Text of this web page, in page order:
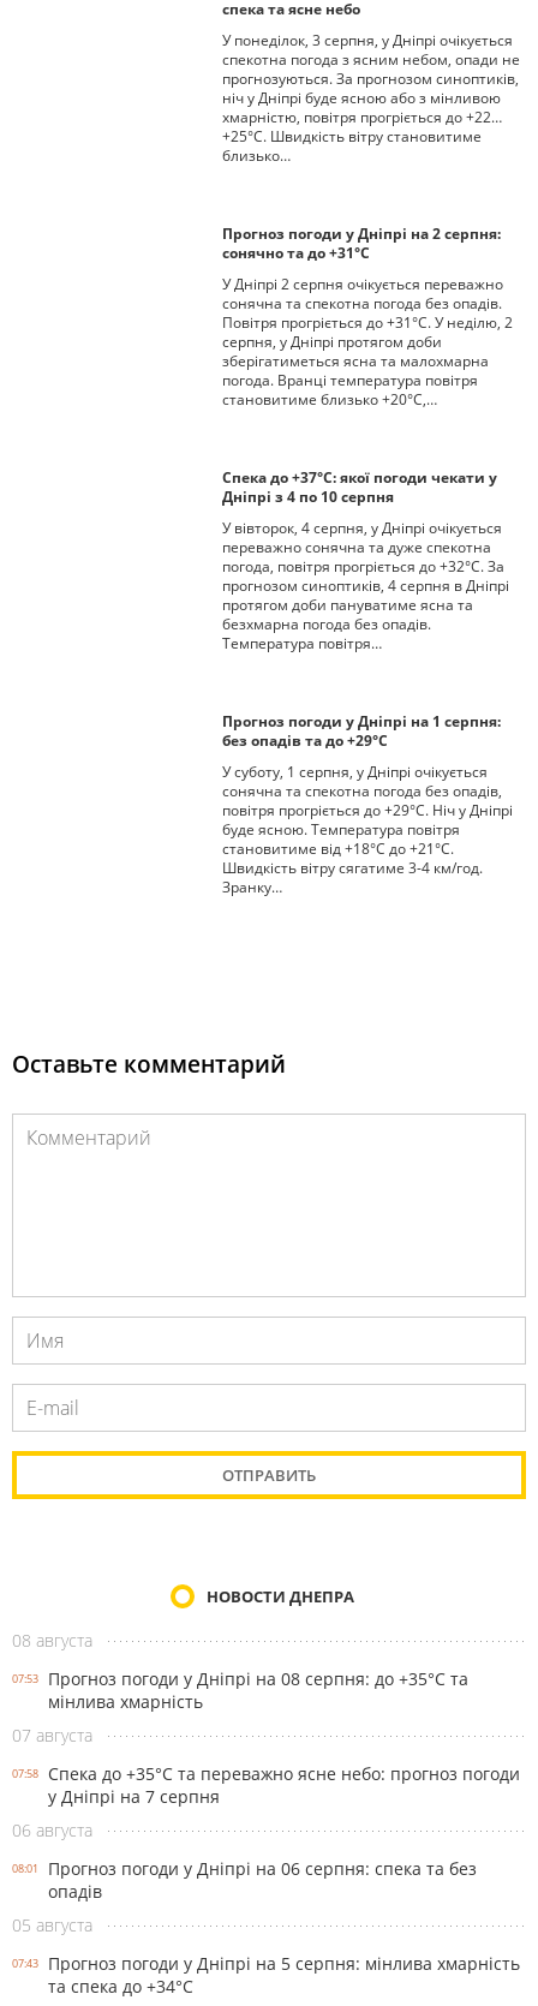
спека та ясне небо
У понеділок, 3 серпня, у Дніпрі очікується
спекотна погода з ясним небом, опади не
прогнозуються. За прогнозом синоптиків,
ніч у Дніпрі буде ясною або з мінливою
хмарністю, повітря прогріється до +22…
+25°С. Швидкість вітру становитиме
близько…
Прогноз погоди у Дніпрі на 2 серпня:
сонячно та до +31°С
У Дніпрі 2 серпня очікується переважно
сонячна та спекотна погода без опадів.
Повітря прогріється до +31°С. У неділю, 2
серпня, у Дніпрі протягом доби
зберігатиметься ясна та малохмарна
погода. Вранці температура повітря
становитиме близько +20°С,…
Спека до +37°С: якої погоди чекати у
Дніпрі з 4 по 10 серпня
У вівторок, 4 серпня, у Дніпрі очікується
переважно сонячна та дуже спекотна
погода, повітря прогріється до +32°С. За
прогнозом синоптиків, 4 серпня в Дніпрі
протягом доби пануватиме ясна та
безхмарна погода без опадів.
Температура повітря…
Прогноз погоди у Дніпрі на 1 серпня:
без опадів та до +29°С
У суботу, 1 серпня, у Дніпрі очікується
сонячна та спекотна погода без опадів,
повітря прогріється до +29°С. Ніч у Дніпрі
буде ясною. Температура повітря
становитиме від +18°С до +21°С.
Швидкість вітру сягатиме 3-4 км/год.
Зранку…
Оставьте комментарий
НОВОСТИ ДНЕПРА
08 августа
07:53
Прогноз погоди у Дніпрі на 08 серпня: до +35°C та
мінлива хмарність
07 августа
07:58
Спека до +35°С та переважно ясне небо: прогноз погоди
у Дніпрі на 7 серпня
06 августа
08:01
Прогноз погоди у Дніпрі на 06 серпня: спека та без
опадів
05 августа
07:43
Прогноз погоди у Дніпрі на 5 серпня: мінлива хмарність
та спека до +34°С